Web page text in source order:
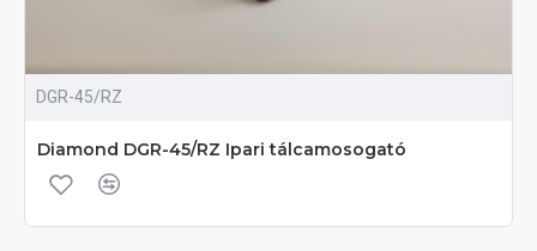
DGR-45/RZ
Diamond DGR-45/RZ Ipari tálcamosogató